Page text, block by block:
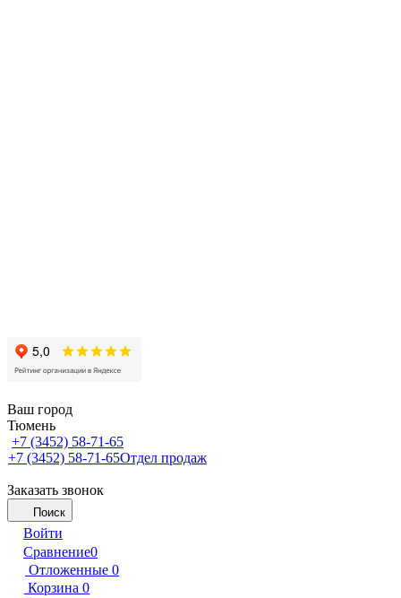
Ваш город
Тюмень
+7 (3452) 58-71-65
+7 (3452) 58-71-65Отдел продаж
Заказать звонок
Поиск
Войти
Сравнение0
Отложенные 0
Корзина 0